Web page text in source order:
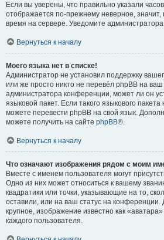
Если вы уверены, что правильно указали
отображается по-прежнему неверное, значит,
время на сервере. Уведомите
Вернуться к началу
Моего языка нет в списке!
Администратор не установил поддержку
или же просто никто не перевёл phpBB на
администратора конференции, может ли он
языковой пакет. Если такого языкового
можете перевести phpBB на свой язык.
можете получить на сайте phpBB®.
Вернуться к началу
Что означают изображения рядом с моим
Вместе с именем пользователя могут
Одно из них может относиться к вашему
квадратики или точки, указывающие на то,
оставили, или на ваш статус на конференции.
крупное, изображение известно как
каждого пользователя.